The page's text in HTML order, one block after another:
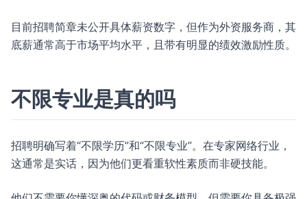
目前招聘简章未公开具体薪资数字，但作为外资服务商，其
底薪通常高于市场平均水平，且带有明显的绩效激励性质。
不限专业是真的吗
招聘明确写着“不限学历”和“不限专业”。在专家网络行业，
这通常是实话，因为他们更看重软性素质而非硬技能。